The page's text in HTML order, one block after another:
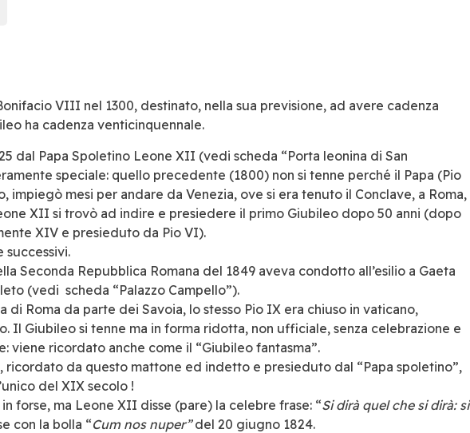
VIII nel 1300, destinato, nella sua previsione, ad avere cadenza
ha cadenza venticinquennale.
dal Papa Spoletino Leone XII (vedi scheda “Porta leonina di San
speciale: quello precedente (1800) non si tenne perché il Papa (Pio
impiegò mesi per andare da Venezia, ove si era tenuto il Conclave, a Roma,
XII si trovò ad indire e presiedere il primo Giubileo dopo 50 anni (dopo
XIV e presieduto da Pio VI).
successivi.
Seconda Repubblica Romana del 1849 aveva condotto all’esilio a Gaeta
(vedi scheda “Palazzo Campello”).
di Roma da parte dei Savoia, lo stesso Pio IX era chiuso in vaticano,
Il Giubileo si tenne ma in forma ridotta, non ufficiale, senza celebrazione e
viene ricordato anche come il “Giubileo fantasma”.
da questo mattone ed indetto e presieduto dal “Papa spoletino”,
del XIX secolo !
forse, ma Leone XII disse (pare) la celebre frase: “Si dirà quel che si dirà: si
con la bolla “Cum nos nuper”del 20 giugno 1824.